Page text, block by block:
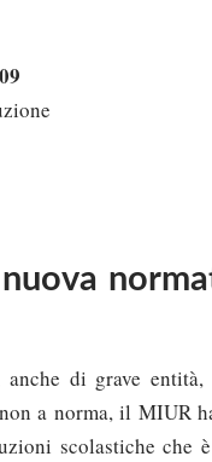
di grave
a norma, il MIUR
scolastiche che